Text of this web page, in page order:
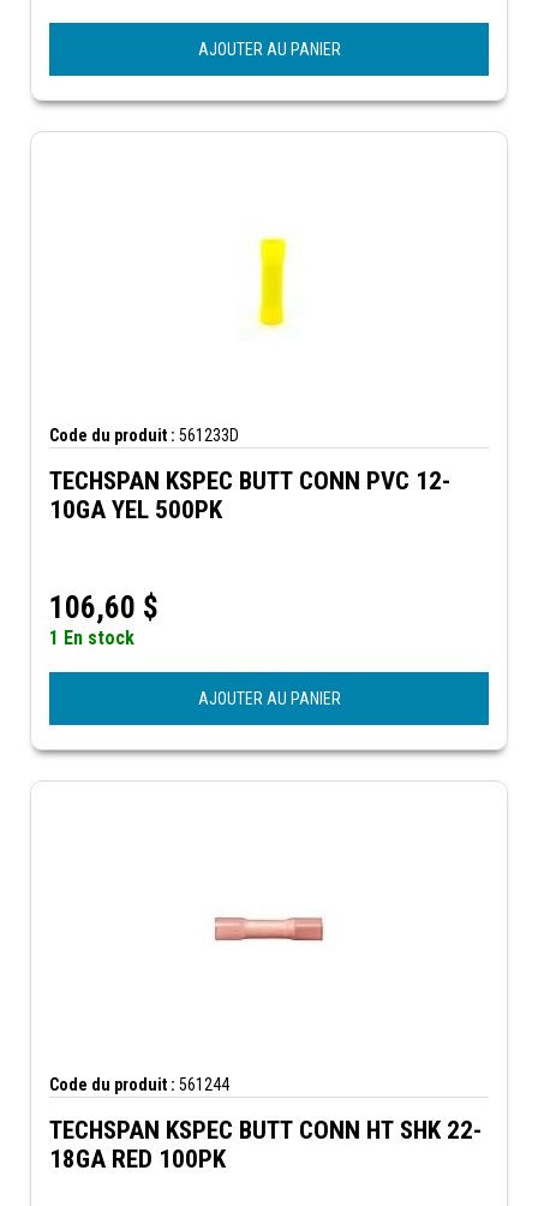
AJOUTER AU PANIER
Code du produit : 561233D
TECHSPAN KSPEC BUTT CONN PVC 12-
10GA YEL 500PK
106,60 $
1 En stock
AJOUTER AU PANIER
Code du produit : 561244
TECHSPAN KSPEC BUTT CONN HT SHK 22-
18GA RED 100PK